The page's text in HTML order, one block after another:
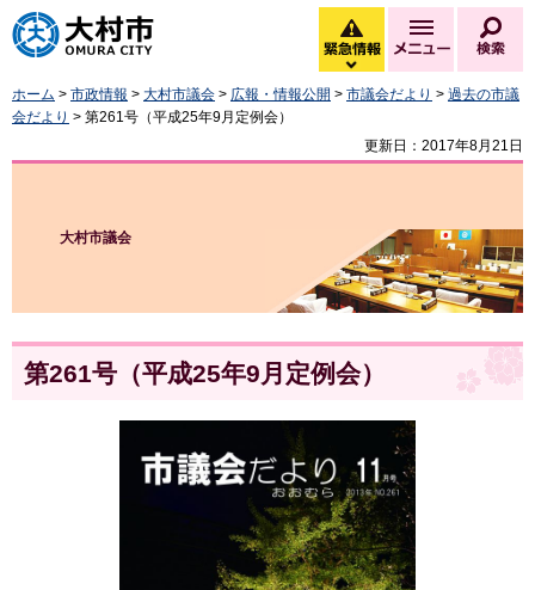
大村市
緊急情報
緊急情報を開く
メニュー
ホーム > 市政情報 > 大村市議会 > 広報・情報公開 > 市議会だより > 過去の市議
会だより > 第261号（平成25年9月定例会）
更新日：2017年8月21日
大村市議会
第261号（平成25年9月定例会）